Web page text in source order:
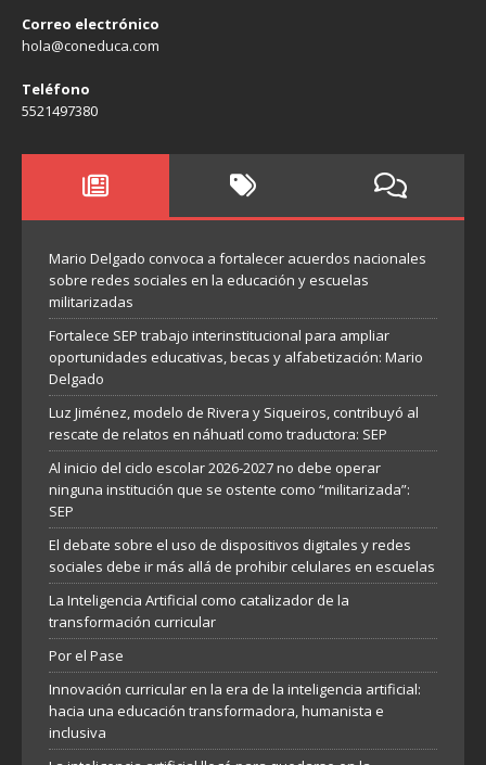
Correo electrónico
hola@coneduca.com
Teléfono
5521497380
Mario Delgado convoca a fortalecer acuerdos nacionales
sobre redes sociales en la educación y escuelas
militarizadas
Fortalece SEP trabajo interinstitucional para ampliar
oportunidades educativas, becas y alfabetización: Mario
Delgado
Luz Jiménez, modelo de Rivera y Siqueiros, contribuyó al
rescate de relatos en náhuatl como traductora: SEP
Al inicio del ciclo escolar 2026-2027 no debe operar
ninguna institución que se ostente como “militarizada”:
SEP
El debate sobre el uso de dispositivos digitales y redes
sociales debe ir más allá de prohibir celulares en escuelas
La Inteligencia Artificial como catalizador de la
transformación curricular
Por el Pase
Innovación curricular en la era de la inteligencia artificial:
hacia una educación transformadora, humanista e
inclusiva